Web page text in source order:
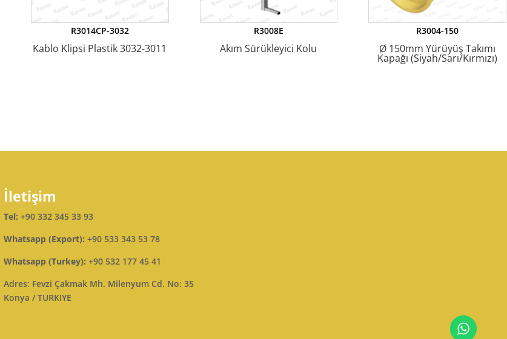
R3014CP-3032
Kablo Klipsi Plastik 3032-3011
R3008E
Akım Sürükleyici Kolu
R3004-150
Ø 150mm Yürüyüş Takımı
Kapağı (Siyah/Sarı/Kırmızı)
İletişim
Tel: +90 332 345 33 93
Whatsapp (Export): +90 533 343 53 78
Whatsapp (Turkey): +90 532 177 45 41
Adres: Fevzi Çakmak Mh. Milenyum Cd. No: 35
Konya / TURKIYE